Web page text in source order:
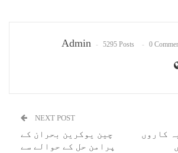
Admin 5295 Posts 0
کاروں
NEXT POST
چین یوکرین بحران کے
پرامن حل کے حوالے سے